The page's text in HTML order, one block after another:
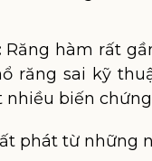
Răng hàm rất
răng sai kỹ
biến
phát từ những